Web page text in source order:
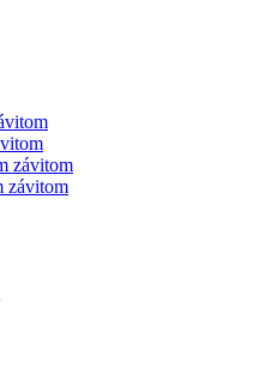
závitom
závitom